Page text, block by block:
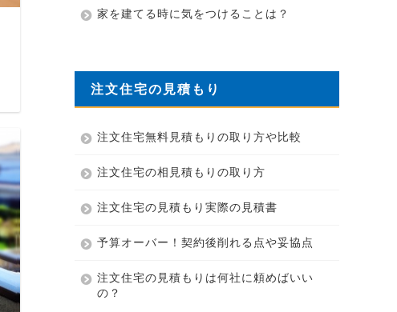
家を建てる時に気をつけることは？
注文住宅の見積もり
注文住宅無料見積もりの取り方や比較
注文住宅の相見積もりの取り方
注文住宅の見積もり実際の見積書
予算オーバー！契約後削れる点や妥協点
注文住宅の見積もりは何社に頼めばいい
の？